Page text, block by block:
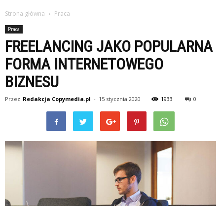
Strona główna Praca
Praca
FREELANCING JAKO POPULARNA
FORMA INTERNETOWEGO
BIZNESU
Przez Redakcja Copymedia.pl - 15 stycznia 2020 1933 0